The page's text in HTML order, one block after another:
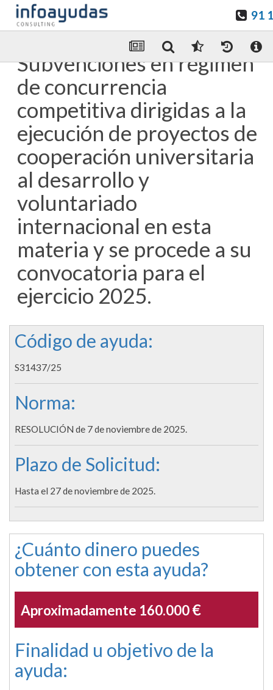
91
Enviar Por email
Subvenciones en régimen
de concurrencia
competitiva dirigidas a la
ejecución de proyectos de
cooperación universitaria
al desarrollo y
voluntariado
internacional en esta
materia y se procede a su
convocatoria para el
ejercicio 2025.
Código de ayuda:
S31437/25
Norma:
RESOLUCIÓN de 7 de noviembre de 2025.
Plazo de Solicitud:
Hasta el 27 de noviembre de 2025.
¿Cuánto dinero puedes
obtener con esta ayuda?
Aproximadamente 160.000€
Finalidad u objetivo de la
ayuda: